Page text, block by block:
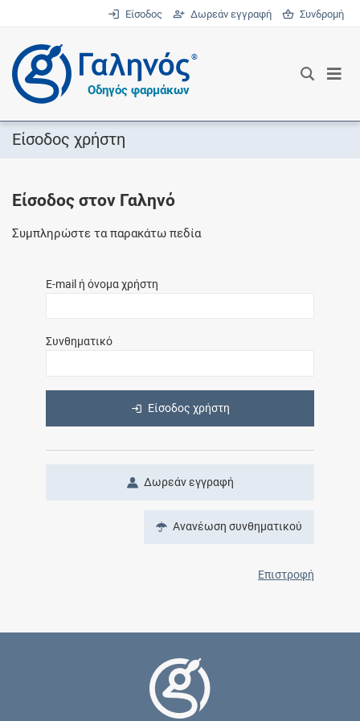
Είσοδος Δωρεάν εγγραφή Συνδρομή
®
Οδηγός φαρμάκων
Είσοδος χρήστη
Είσοδος στον Γαληνό
Συμπληρώστε τα παρακάτω πεδία
E-mail ή όνομα χρήστη
Συνθηματικό
Είσοδος χρήστη
Δωρεάν εγγραφή
Ανανέωση συνθηματικού
Επιστροφή